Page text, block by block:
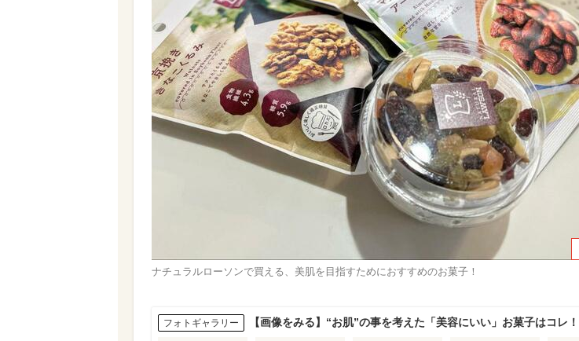
ナチュラルローソンで買える、美肌を目指すためにおすすめのお菓子！
フォトギャラリー 【画像をみる】“お肌”の事を考えた「美容にいい」お菓子はコレ！